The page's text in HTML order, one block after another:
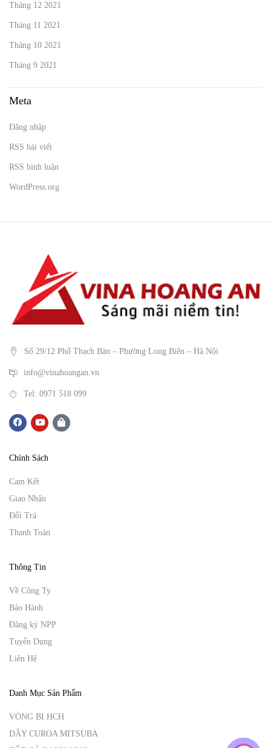
Tháng 12 2021
Tháng 11 2021
Tháng 10 2021
Tháng 9 2021
Meta
Đăng nhập
RSS bài viết
RSS bình luận
WordPress.org
Số 29/12 Phố Thạch Bàn – Phường Long Biên – Hà Nội
info@vinahoangan.vn
Tel: 0971 518 099
Chính Sách
Cam Kết
Giao Nhận
Đổi Trả
Thanh Toán
Thông Tin
Về Công Ty
Bảo Hành
Đăng ký NPP
Tuyển Dụng
Liên Hệ
Danh Mục Sản Phẩm
VÒNG BI HCH
DÂY CUROA MITSUBA